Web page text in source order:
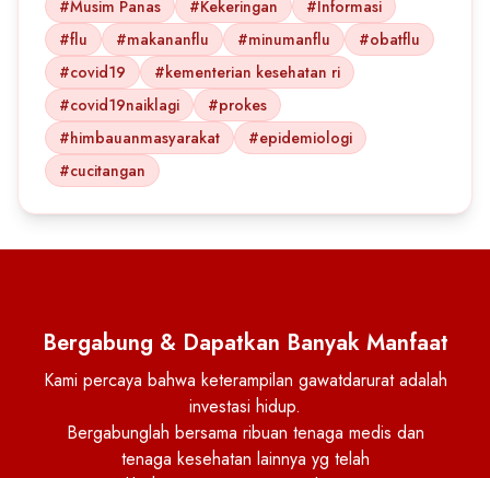
#Musim Panas
#Kekeringan
#Informasi
#flu
#makananflu #minumanflu
#obatflu
#covid19
#kementerian kesehatan ri
#covid19naiklagi
#prokes
#himbauanmasyarakat
#epidemiologi
#cucitangan
Bergabung & Dapatkan Banyak Manfaat
Kami percaya bahwa keterampilan gawatdarurat adalah
investasi hidup.
Bergabunglah bersama ribuan tenaga medis dan
tenaga kesehatan lainnya yg telah